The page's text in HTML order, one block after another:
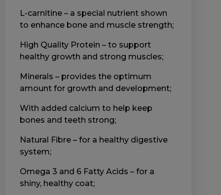
L-carnitine – a special nutrient shown
to enhance bone and muscle strength;
High Quality Protein – to support
healthy growth and strong muscles;
Minerals – provides the optimum
amount for growth and development;
With added calcium to help keep
bones and teeth strong;
Natural Fibre – for a healthy digestive
system;
Omega 3 and 6 Fatty Acids – for a
shiny, healthy coat;